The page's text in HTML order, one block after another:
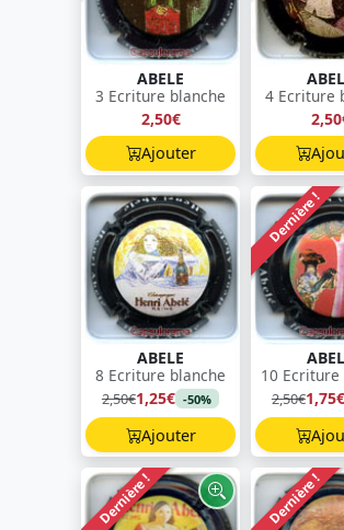
ABELE
3 Ecriture blanche
2,50€
Ajouter
4 Ecriture
ABELE
8 Ecriture blanche
2,50€1,25€ -50%
Ajouter
Dernière !
10 Ecriture
2,50€1,75€
Dernière ! Dernière !